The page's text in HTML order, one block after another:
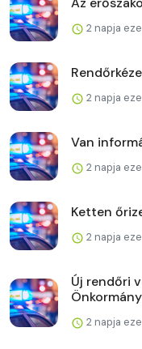
2 napja
2 napja
Van
2 napja
Ketten
2 napja
Új rendőri
2 napja